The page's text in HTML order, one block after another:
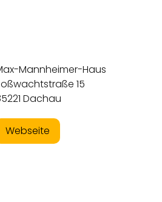
Mannheimer-Haus
15
Dachau
Webseite